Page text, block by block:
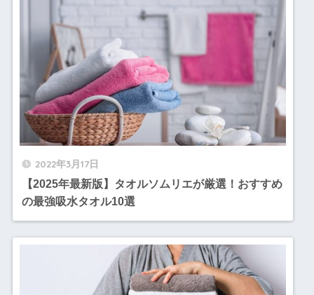
2022年3月17日
【2025年最新版】タオルソムリエが厳選！おすすめ
の最強吸水タオル10選